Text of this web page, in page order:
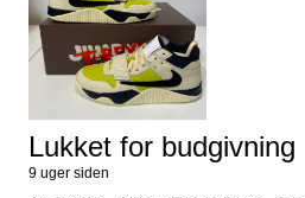
Lukket for budgivning
9 uger siden